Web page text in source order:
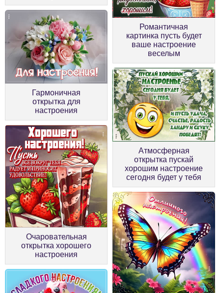
Романтичная
картинка пусть будет
ваше настроение
веселым
Гармоничная
открытка для
настроения
Атмосферная
открытка пускай
хорошим настроение
сегодня будет у тебя
Очаровательная
открытка хорошего
настроения